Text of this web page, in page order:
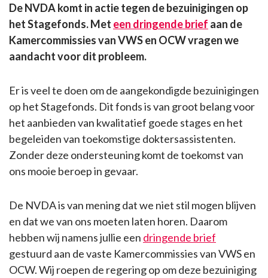
De NVDA komt in actie tegen de bezuinigingen op
het Stagefonds. Met een dringende brief aan de
Kamercommissies van VWS en OCW vragen we
aandacht voor dit probleem.
Er is veel te doen om de aangekondigde bezuinigingen
op het Stagefonds. Dit fonds is van groot belang voor
het aanbieden van kwalitatief goede stages en het
begeleiden van toekomstige doktersassistenten.
Zonder deze ondersteuning komt de toekomst van
ons mooie beroep in gevaar.
De NVDA is van mening dat we niet stil mogen blijven
en dat we van ons moeten laten horen. Daarom
hebben wij namens jullie een dringende brief
gestuurd aan de vaste Kamercommissies van VWS en
OCW. Wij roepen de regering op om deze bezuiniging